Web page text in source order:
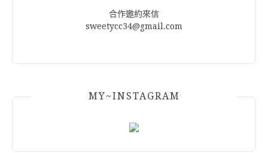
合作邀約來信
sweetycc34@gmail.com
MY~INSTAGRAM